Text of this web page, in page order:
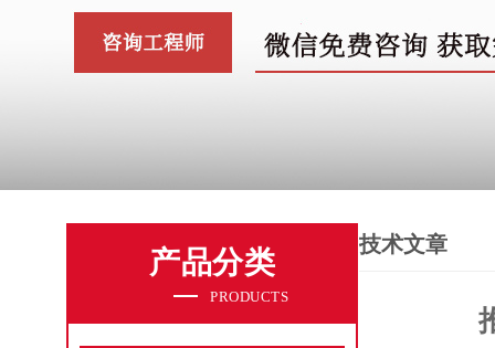
产品分类
PRODUCTS
技术文章